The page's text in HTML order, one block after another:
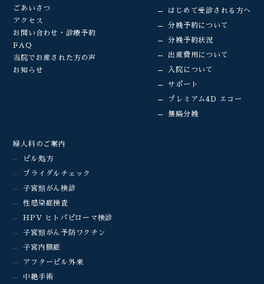
ごあいさつ
アクセス
お問い合わせ・診療予約
FAQ
当院でお産された方の声
お知らせ
はじめて受診される方へ
分娩予約について
分娩予約状況
出産費用について
入院について
サポート
プレミアム4D エコー
無痛分娩
婦人科のご案内
ピル処方
ブライダルチェック
子宮頸がん検診
性感染症検査
HPV ヒトパピローマ検診
子宮頸がん予防ワクチン
子宮内膜症
アフターピル外来
中絶手術